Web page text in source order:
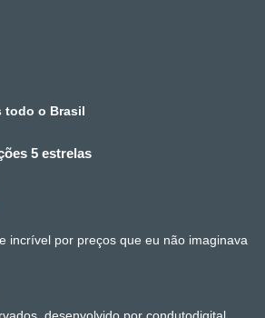
todo o Brasil
5 estrelas
incrível por preços que eu não imaginava